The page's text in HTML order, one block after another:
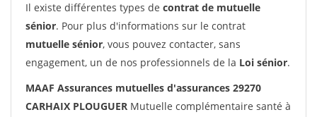
Il existe différentes types de contrat de mutuelle
sénior. Pour plus d'informations sur le contrat
mutuelle sénior, vous pouvez contacter, sans
engagement, un de nos professionnels de la Loi sénior.
MAAF Assurances mutuelles d'assurances 29270
CARHAIX PLOUGUER Mutuelle complémentaire santé à